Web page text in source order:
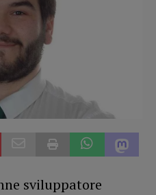
sviluppatore